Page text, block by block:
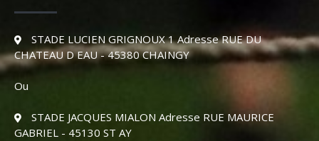
STADE LUCIEN GRIGNOUX 1 Adresse RUE DU
CHATEAU D EAU - 45380 CHAINGY
Ou
STADE JACQUES MIALON Adresse RUE MAURICE
GABRIEL - 45130 ST AY